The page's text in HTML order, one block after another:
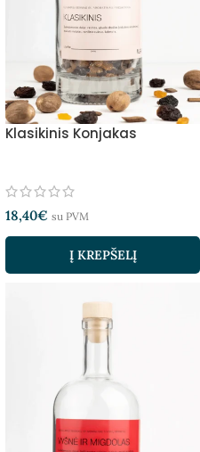
Klasikinis Konjakas
18,40€ su PVM
Į KREPŠELĮ